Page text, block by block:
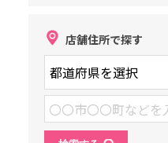
店舗住所で探す